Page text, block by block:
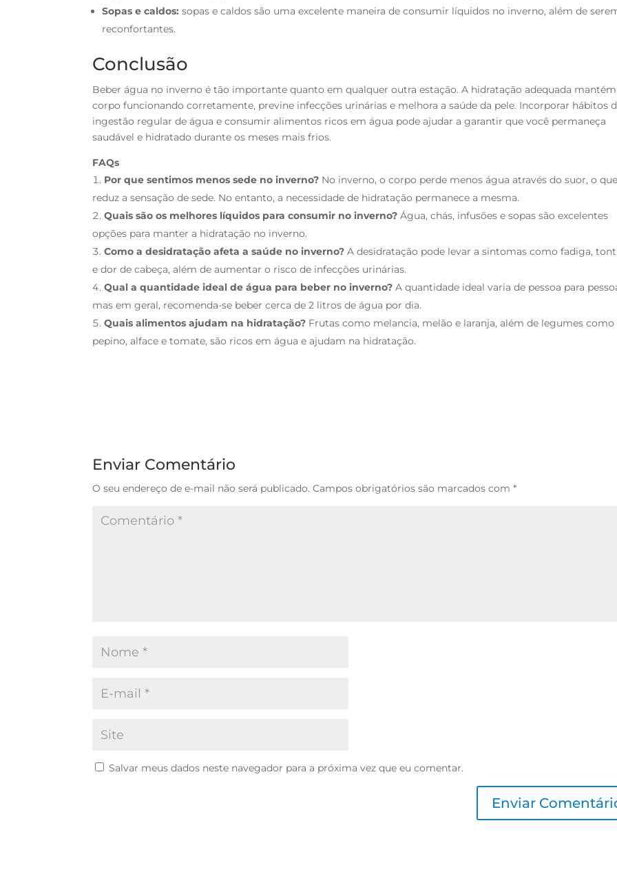
Sopas e caldos: sopas e caldos são uma excelente maneira de consumir líquidos no inverno, além de
reconfortantes.
Conclusão
Beber água no inverno é tão importante quanto em qualquer outra estação. A hidratação adequada
corpo funcionando corretamente, previne infecções urinárias e melhora a saúde da pele. Incorporar hábitos
ingestão regular de água e consumir alimentos ricos em água pode ajudar a garantir que você permaneça
saudável e hidratado durante os meses mais frios.
FAQs
Por que sentimos menos sede no inverno? No inverno, o corpo perde menos água através do suor, o
reduz a sensação de sede. No entanto, a necessidade de hidratação permanece a mesma.
Quais são os melhores líquidos para consumir no inverno? Água, chás, infusões e sopas são excelentes
opções para manter a hidratação no inverno.
Como a desidratação afeta a saúde no inverno? A desidratação pode levar a sintomas como fadiga,
e dor de cabeça, além de aumentar o risco de infecções urinárias.
Qual a quantidade ideal de água para beber no inverno? A quantidade ideal varia de pessoa para
mas em geral, recomenda-se beber cerca de 2 litros de água por dia.
Quais alimentos ajudam na hidratação? Frutas como melancia, melão e laranja, além de legumes como
pepino, alface e tomate, são ricos em água e ajudam na hidratação.
Enviar Comentário
O seu endereço de e-mail não será publicado. Campos obrigatórios são marcados com*
Salvar meus dados neste navegador para a próxima vez que eu comentar.